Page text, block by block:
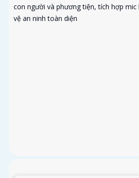
con người và phương tiện, tích hợp mic
vệ an ninh toàn diện